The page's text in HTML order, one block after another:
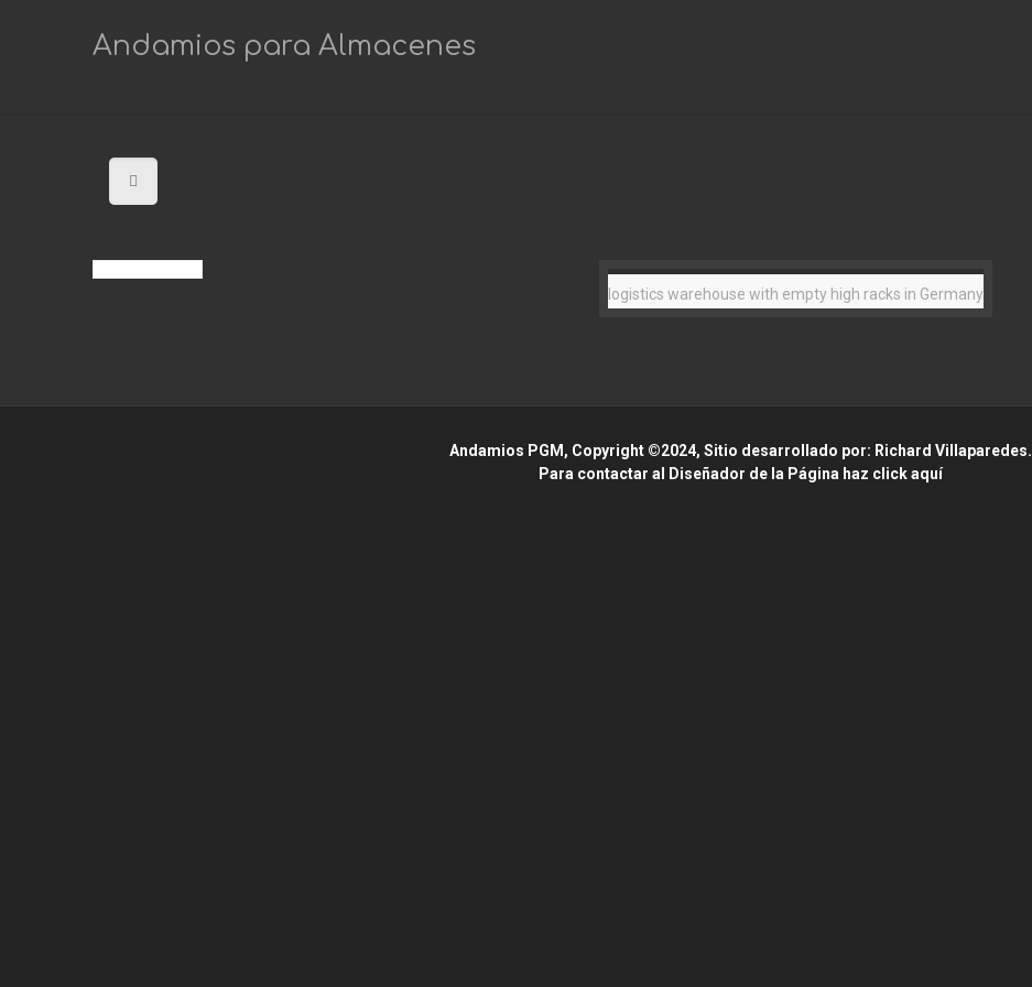
Andamios para Almacenes
logistics warehouse with empty high racks in Germany
Andamios PGM, Copyright ©2024, Sitio desarrollado por: Richard Villaparedes.
Para contactar al Diseñador de la Página haz click aquí